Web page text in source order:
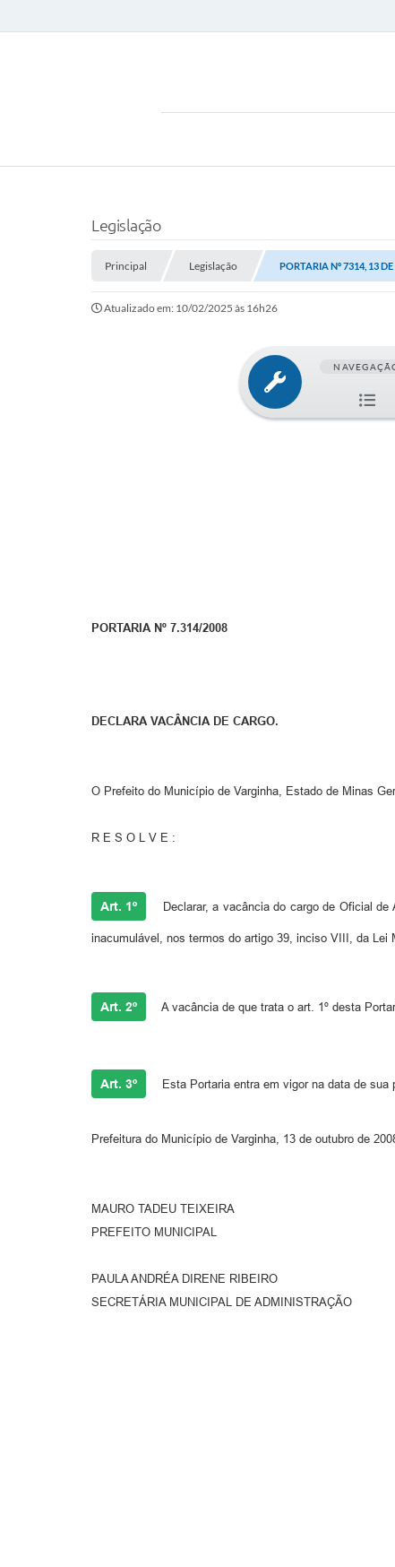
Legislação
Principal Legislação PORTARIA Nº 7314, 13
Atualizado em: 10/02/2025 às 16h26
PORTARIA Nº 7.314/2008
DECLARA VACÂNCIA DE CARGO.
O Prefeito do Município de Varginha, Estado de Minas
R E S O L V E :
Art. 1º Declarar, a vacância do cargo de Oficial
inacumulável, nos termos do artigo 39, inciso VIII, da Lei
Art. 2º A vacância de que trata o art. 1º desta
Art. 3º Esta Portaria entra em vigor na data de
Prefeitura do Município de Varginha, 13 de outubro de
MAURO TADEU TEIXEIRA
PREFEITO MUNICIPAL
PAULA ANDRÉA DIRENE RIBEIRO
SECRETÁRIA MUNICIPAL DE ADMINISTRAÇÃO